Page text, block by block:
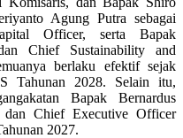
Agung Putra sebagai
Officer, serta Bapak
Chief Sustainability and
berlaku efektif sejak
Tahunan 2028. Selain itu,
Bapak Bernardus
dan Chief Executive Officer
2027.